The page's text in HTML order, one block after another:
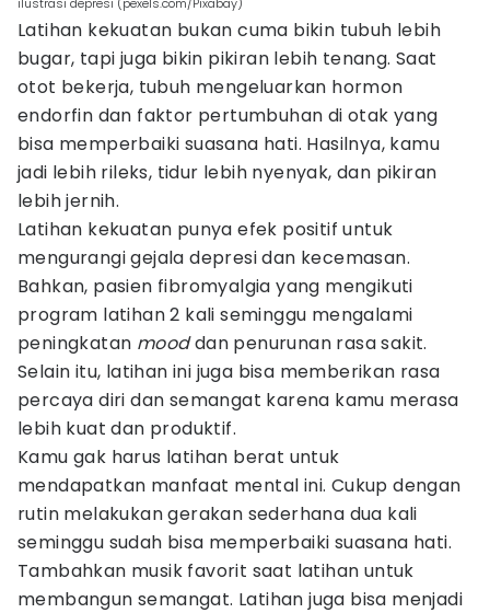
Latihan kekuatan bukan cuma bikin tubuh lebih
bugar, tapi juga bikin pikiran lebih tenang. Saat
otot bekerja, tubuh mengeluarkan hormon
endorfin dan faktor pertumbuhan di otak yang
bisa memperbaiki suasana hati. Hasilnya, kamu
jadi lebih rileks, tidur lebih nyenyak, dan pikiran
lebih jernih.
Latihan kekuatan punya efek positif untuk
mengurangi gejala depresi dan kecemasan.
Bahkan, pasien fibromyalgia yang mengikuti
program latihan 2 kali seminggu mengalami
peningkatan mooddan penurunan rasa sakit.
Selain itu, latihan ini juga bisa memberikan rasa
percaya diri dan semangat karena kamu merasa
lebih kuat dan produktif.
Kamu gak harus latihan berat untuk
mendapatkan manfaat mental ini. Cukup dengan
rutin melakukan gerakan sederhana dua kali
seminggu sudah bisa memperbaiki suasana hati.
Tambahkan musik favorit saat latihan untuk
membangun semangat. Latihan juga bisa menjadi